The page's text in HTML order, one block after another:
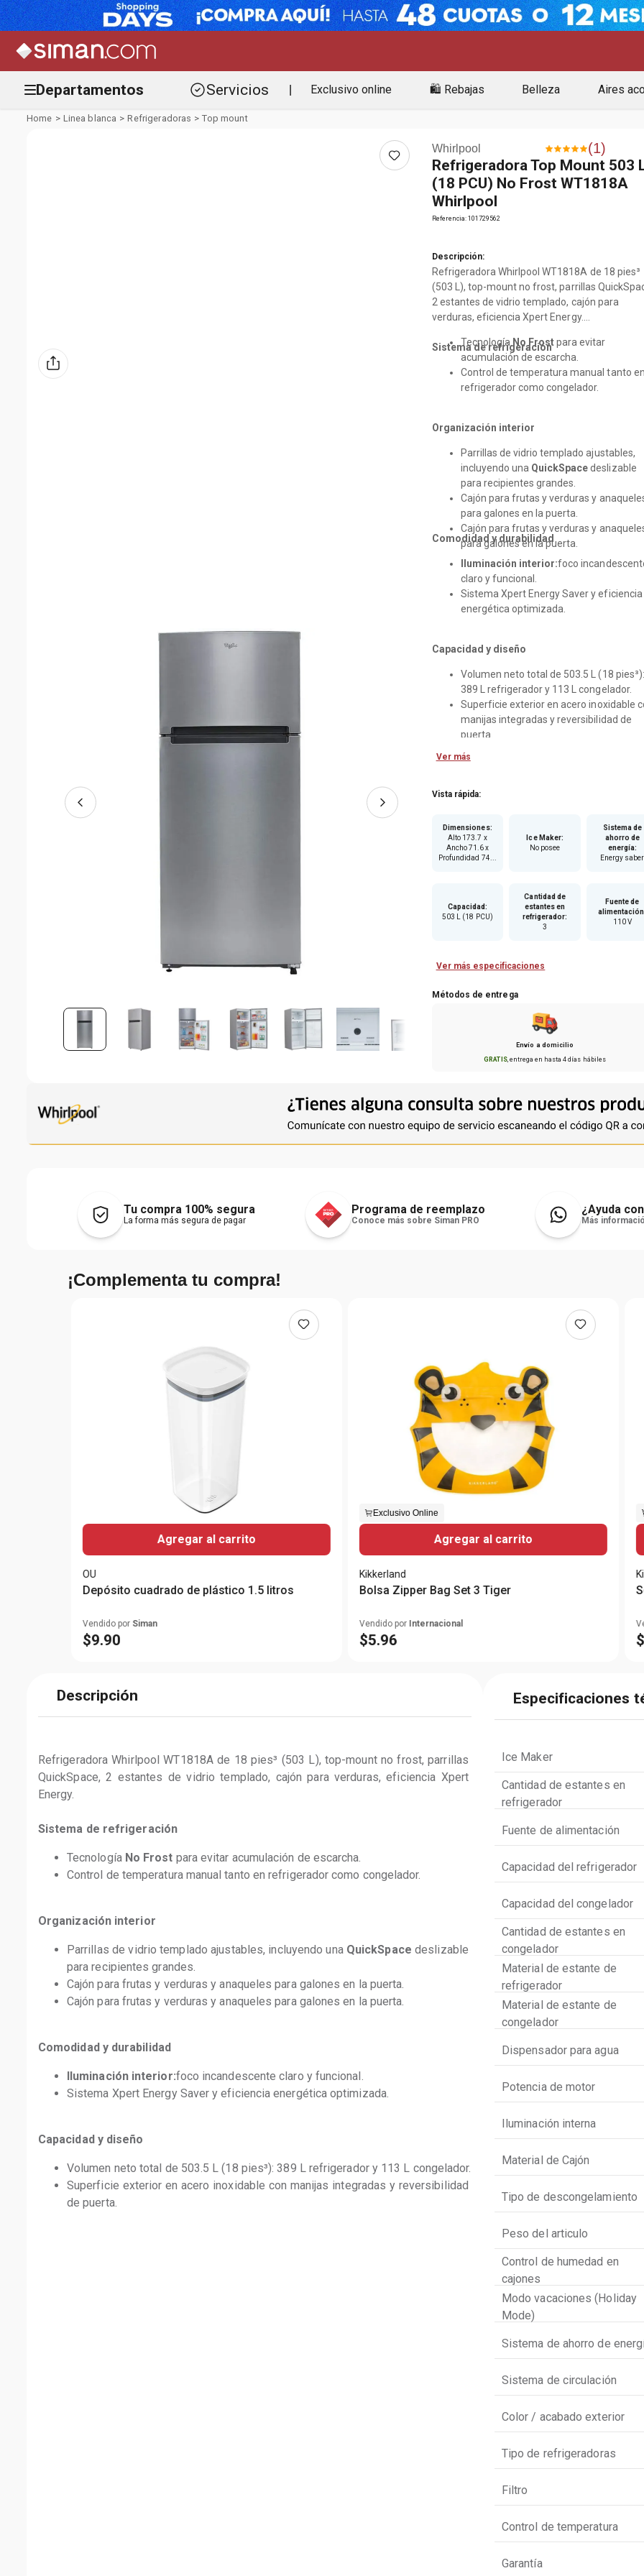
Departamentos Servicios Exclusivo online 🛍️ Rebajas Belleza Aires
Linea blanca Refrigeradoras Top mount
Whirlpool (1)
Refrigeradora Top Mount 503
(18 PCU) No Frost WT1818A
Whirlpool
Referencia: 101729562
Descripción:
Refrigeradora Whirlpool WT1818A de 18 pies³
(503 L), top-mount no frost, parrillas
2 estantes de vidrio templado, cajón para
verduras, eficiencia Xpert Energy.
Sistema de refrigeración
Tecnología No Frostpara evitar
acumulación de escarcha.
Control de temperatura manual tanto en
refrigerador como congelador.
Organización interior
Parrillas de vidrio templado ajustables,
incluyendo una QuickSpacedeslizable
para recipientes grandes.
Cajón para frutas y verduras y
para galones en la puerta.
Cajón para frutas y verduras y
para galones en la puerta.
Comodidad y durabilidad
Iluminación interior:foco
claro y funcional.
Sistema Xpert Energy Saver y eficiencia
energética optimizada.
Capacidad y diseño
Volumen neto total de 503.5 L (18 pies³):
389 L refrigerador y 113 L congelador.
Superficie exterior en acero inoxidable
manijas integradas y reversibilidad de
puerta.
Ver más
Vista rápida:
Dimensiones:
Alto 173.7 x
Ancho 71.6 x
Profundidad 74...
Ice Maker:
No posee
Sistema de
ahorro de
energía:
Energy saber
Capacidad:
503 L (18 PCU)
Cantidad de
estantes en
refrigerador:
3
Fuente de
alimentación
110 V
Ver más especificaciones
Métodos de entrega
Envío a domicilio
GRATIS, entrega en hasta4 días hábiles
Tu compra 100% segura
La forma más segura de pagar
Programa de reemplazo
Conoce más sobre Siman PRO
¿Ayuda
Más
¡Complementa tu compra!
Agregar al carrito
OU
Depósito cuadrado de plástico 1.5 litros
Vendido por Siman
$9.90
Exclusivo Online
Agregar al carrito
Kikkerland
Bolsa Zipper Bag Set 3 Tiger
Vendido por Internacional
$5.96 $
Descripción
Refrigeradora Whirlpool WT1818A de 18 pies³ (503 L), top-mount no frost, parrillas
QuickSpace, 2 estantes de vidrio templado, cajón para verduras, eficiencia Xpert
Energy.
Sistema de refrigeración
Tecnología No Frost para evitar acumulación de escarcha.
Control de temperatura manual tanto en refrigerador como congelador.
Organización interior
Parrillas de vidrio templado ajustables, incluyendo una QuickSpace deslizable
para recipientes grandes.
Cajón para frutas y verduras y anaqueles para galones en la puerta.
Cajón para frutas y verduras y anaqueles para galones en la puerta.
Comodidad y durabilidad
Iluminación interior:foco incandescente claro y funcional.
Sistema Xpert Energy Saver y eficiencia energética optimizada.
Capacidad y diseño
Volumen neto total de 503.5 L (18 pies³): 389 L refrigerador y 113 L congelador.
Superficie exterior en acero inoxidable con manijas integradas y reversibilidad
de puerta.
Especificaciones
Ice Maker
Cantidad de estantes en
refrigerador
Fuente de alimentación
Capacidad del refrigerador
Capacidad del congelador
Cantidad de estantes en
congelador
Material de estante de
refrigerador
Material de estante de
congelador
Dispensador para agua
Potencia de motor
Iluminación interna
Material de Cajón
Tipo de descongelamiento
Peso del articulo
Control de humedad en
cajones
Modo vacaciones (Holiday
Mode)
Sistema de ahorro de
Sistema de circulación
Color / acabado exterior
Tipo de refrigeradoras
Filtro
Control de temperatura
Garantía